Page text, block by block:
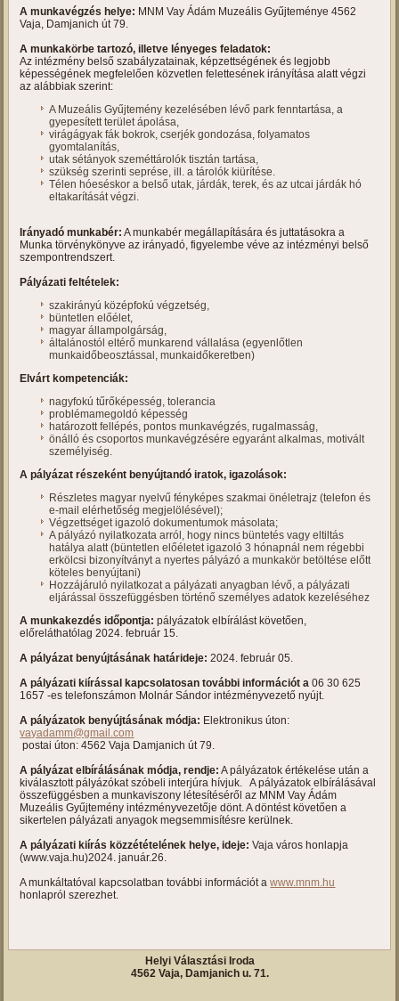
A munkavégzés helye: MNM Vay Ádám Muzeális Gyűjteménye 4562
Vaja, Damjanich út 79.
A munkakörbe tartozó, illetve lényeges feladatok:
Az intézmény belső szabályzatainak, képzettségének és legjobb
képességének megfelelően közvetlen felettesének irányítása alatt végzi
az alábbiak szerint:
A Muzeális Gyűjtemény kezelésében lévő park fenntartása, a
gyepesített terület ápolása,
virágágyak fák bokrok, cserjék gondozása, folyamatos
gyomtalanítás,
utak sétányok szeméttárolók tisztán tartása,
szükség szerinti seprése, ill. a tárolók kiürítése.
Télen hóeséskor a belső utak, járdák, terek, és az utcai járdák hó
eltakarítását végzi.
Irányadó munkabér: A munkabér megállapítására és juttatásokra a
Munka törvénykönyve az irányadó, figyelembe véve az intézményi belső
szempontrendszert.
Pályázati feltételek:
szakirányú középfokú végzetség,
büntetlen előélet,
magyar állampolgárság,
általánostól eltérő munkarend vállalása (egyenlőtlen
munkaidőbeosztással, munkaidőkeretben)
Elvárt kompetenciák:
nagyfokú tűrőképesség, tolerancia
problémamegoldó képesség
határozott fellépés, pontos munkavégzés, rugalmasság,
önálló és csoportos munkavégzésére egyaránt alkalmas, motivált
személyiség.
A pályázat részeként benyújtandó iratok, igazolások:
Részletes magyar nyelvű fényképes szakmai önéletrajz (telefon és
e-mail elérhetőség megjelölésével);
Végzettséget igazoló dokumentumok másolata;
A pályázó nyilatkozata arról, hogy nincs büntetés vagy eltiltás
hatálya alatt (büntetlen előéletet igazoló 3 hónapnál nem régebbi
erkölcsi bizonyítványt a nyertes pályázó a munkakör betöltése előtt
köteles benyújtani)
Hozzájáruló nyilatkozat a pályázati anyagban lévő, a pályázati
eljárással összefüggésben történő személyes adatok kezeléséhez
A munkakezdés időpontja: pályázatok elbírálást követően,
előreláthatólag 2024. február 15.
A pályázat benyújtásának határideje: 2024. február 05.
A pályázati kiírással kapcsolatosan további információt a 06 30 625
1657 -es telefonszámon Molnár Sándor intézményvezető nyújt.
A pályázatok benyújtásának módja: Elektronikus úton:
vayadamm@gmail.com
postai úton: 4562 Vaja Damjanich út 79.
A pályázat elbírálásának módja, rendje: A pályázatok értékelése után a
kiválasztott pályázókat szóbeli interjúra hívjuk. A pályázatok elbírálásával
összefüggésben a munkaviszony létesítéséről az MNM Vay Ádám
Muzeális Gyűjtemény intézményvezetője dönt. A döntést követően a
sikertelen pályázati anyagok megsemmisítésre kerülnek.
A pályázati kiírás közzétételének helye, ideje: Vaja város honlapja
(www.vaja.hu)2024. január.26.
A munkáltatóval kapcsolatban további információt awww.mnm.hu
honlapról szerezhet.
Helyi Választási Iroda
4562 Vaja, Damjanich u. 71.